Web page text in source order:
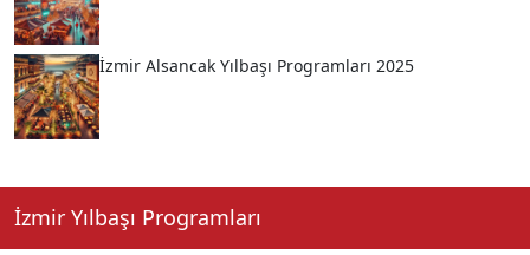
İzmir Alsancak Yılbaşı Programları 2025
İzmir Yılbaşı Programları